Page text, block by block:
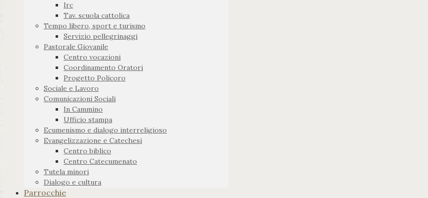
Irc
Tav. scuola cattolica
Tempo libero, sport e turismo
Servizio pellegrinaggi
Pastorale Giovanile
Centro vocazioni
Coordinamento Oratori
Progetto Policoro
Sociale e Lavoro
Comunicazioni Sociali
In Cammino
Ufficio stampa
Ecumenismo e dialogo interreligioso
Evangelizzazione e Catechesi
Centro biblico
Centro Catecumenato
Tutela minori
Dialogo e cultura
Parrocchie